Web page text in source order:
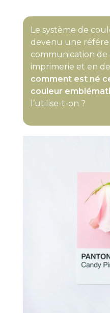
Le système de
devenu une
communication
imprimerie et en
comment est né
couleur
l’utilise-t-on ?